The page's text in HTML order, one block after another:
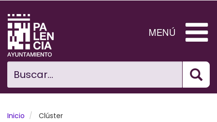
contenido
principal
Buscar...
MENÚ
Ciudad
El Ayuntamiento
Noticias
Inicio Clúster